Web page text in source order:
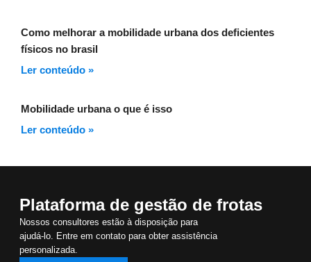
Como melhorar a mobilidade urbana dos deficientes
físicos no brasil
Ler conteúdo »
Mobilidade urbana o que é isso
Ler conteúdo »
Plataforma de gestão de frotas
Nossos consultores estão à disposição para
ajudá-lo. Entre em contato para obter assistência
personalizada.